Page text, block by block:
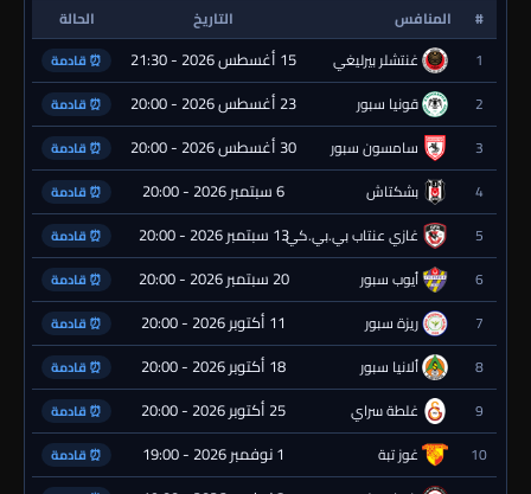
# المنافس التاريخ
الحالة
1
غنتشلر بيرليغي 15 أغسطس 2026 - 21:30 ⏰ قادمة
2 قونيا سبور 23 أغسطس 2026 - 20:00 ⏰ قادمة
3 سامسون سبور 30 أغسطس 2026 - 20:00 ⏰ قادمة
4 بشكتاش 6 سبتمبر 2026 - 20:00 ⏰ قادمة
5 غازي عنتاب بي.بي.كي.13 سبتمبر 2026 - 20:00 ⏰ قادمة
6 أيوب سبور 20 سبتمبر 2026 - 20:00 ⏰ قادمة
7 ريزة سبور 11 أكتوبر 2026 - 20:00 ⏰ قادمة
8 ألانيا سبور 18 أكتوبر 2026 - 20:00 ⏰ قادمة
9 غلطة سراي 25 أكتوبر 2026 - 20:00 ⏰ قادمة
10 غوز تبة 1 نوفمبر 2026 - 19:00 ⏰ قادمة